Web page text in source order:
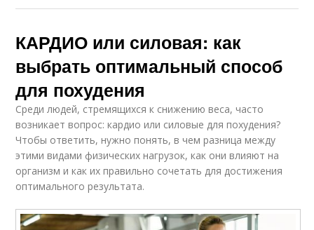
КАРДИО или силовая: как
выбрать оптимальный способ
для похудения
Среди людей, стремящихся к снижению веса, часто
возникает вопрос: кардио или силовые для похудения?
Чтобы ответить, нужно понять, в чем разница между
этими видами физических нагрузок, как они влияют на
организм и как их правильно сочетать для достижения
оптимального результата.